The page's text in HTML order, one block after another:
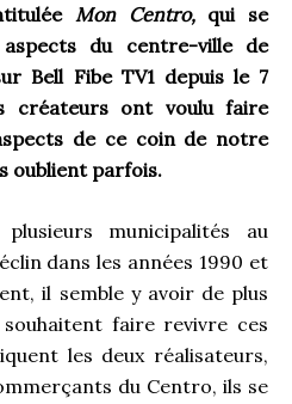
Mon Centro,qui se
du centre-ville de
Bell Fibe TV1 depuis le 7
créateurs ont voulu faire
de ce coin de notre
oublient parfois.
municipalités au
dans les années 1990 et
il semble y avoir de plus
faire revivre ces
les deux réalisateurs,
du Centro, ils se